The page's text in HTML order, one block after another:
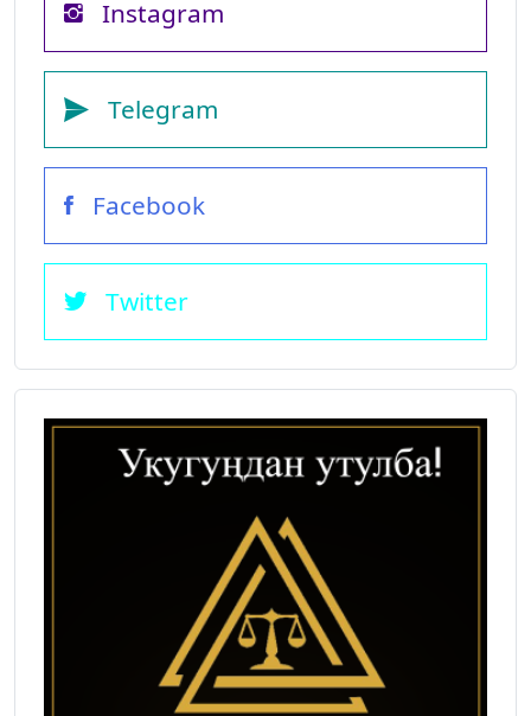
Instagram
Telegram
Facebook
Twitter